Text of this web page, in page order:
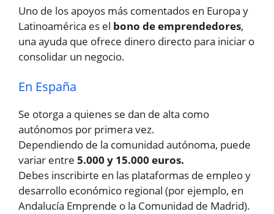
Uno de los apoyos más comentados en Europa y
Latinoamérica es el bono de emprendedores,
una ayuda que ofrece dinero directo para iniciar o
consolidar un negocio.
En España
Se otorga a quienes se dan de alta como
autónomos por primera vez.
Dependiendo de la comunidad autónoma, puede
variar entre 5.000 y 15.000 euros.
Debes inscribirte en las plataformas de empleo y
desarrollo económico regional (por ejemplo, en
Andalucía Emprende o la Comunidad de Madrid).